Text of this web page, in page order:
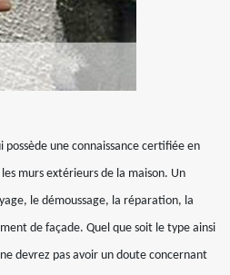
une connaissance certifiée en
murs extérieurs de la maison. Un
le démoussage, la réparation, la
de façade. Quel que soit le type ainsi
devrez pas avoir un doute concernant